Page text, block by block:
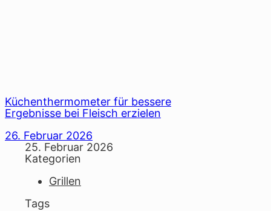
Küchenthermometer für bessere
Ergebnisse bei Fleisch erzielen
26. Februar 2026
25. Februar 2026
Kategorien
Grillen
Tags